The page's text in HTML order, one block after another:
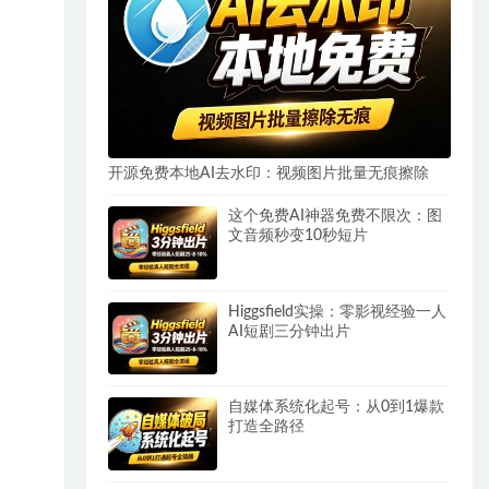
开源免费本地AI去水印：视频图片批量无痕擦除
这个免费AI神器免费不限次：图
文音频秒变10秒短片
Higgsfield实操：零影视经验一人
AI短剧三分钟出片
自媒体系统化起号：从0到1爆款
打造全路径